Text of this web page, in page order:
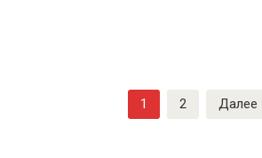
1 2 Далее